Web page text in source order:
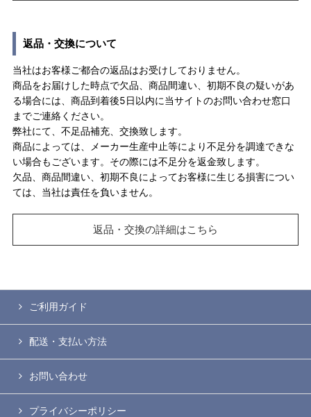
返品・交換について
当社はお客様ご都合の返品はお受けしておりません。
商品をお届けした時点で欠品、商品間違い、初期不良の疑いがあ
る場合には、商品到着後5日以内に当サイトのお問い合わせ窓口
までご連絡ください。
弊社にて、不足品補充、交換致します。
商品によっては、メーカー生産中止等により不足分を調達できな
い場合もございます。その際には不足分を返金致します。
欠品、商品間違い、初期不良によってお客様に生じる損害につい
ては、当社は責任を負いません。
返品・交換の詳細はこちら
ご利用ガイド
配送・支払い方法
お問い合わせ
プライバシーポリシー